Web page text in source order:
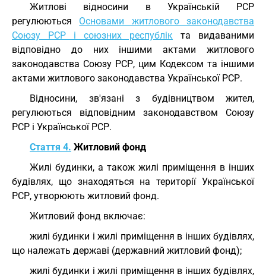
Житлові відносини в Українській РСР
регулюються Основами житлового законодавства
Союзу РСР і союзних республік та видаваними
відповідно до них іншими актами житлового
законодавства Союзу РСР, цим Кодексом та іншими
актами житлового законодавства Української РСР.
Відносини, зв'язані з будівництвом жител,
регулюються відповідним законодавством Союзу
РСР і Української РСР.
Стаття 4. Житловий фонд
Жилі будинки, а також жилі приміщення в інших
будівлях, що знаходяться на території Української
РСР, утворюють житловий фонд.
Житловий фонд включає:
жилі будинки і жилі приміщення в інших будівлях,
що належать державі (державний житловий фонд);
жилі будинки і жилі приміщення в інших будівлях,